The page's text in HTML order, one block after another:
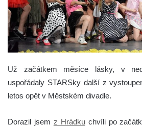
Už začátkem měsíce lásky, v
uspořádaly STARSky další z
letos opět v Městském divadle.
Dorazil jsem z Hrádkuchvíli po